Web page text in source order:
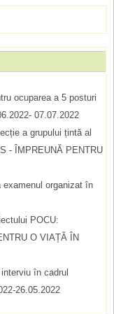
ocuparea a 5 posturi
07.07.2022
a grupului țintă al
- ÎMPREUNĂ PENTRU
examenul organizat în
POCU:
O VIAȚĂ ÎN
în cadrul
26.05.2022